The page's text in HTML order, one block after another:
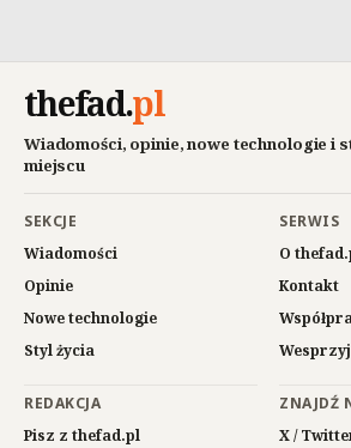
thefad.pl
Wiadomości, opinie, nowe technologie i
miejscu
SEKCJE
Wiadomości
Opinie
Nowe technologie
Styl życia
SERWIS
O
Kontakt
REDAKCJA
Pisz z thefad.pl
ZNAJDŹ
X /